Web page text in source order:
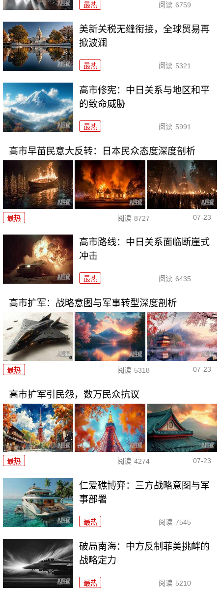
最热 阅读 6759
美新关税无缝衔接，全球贸易再
掀波澜
最热 阅读 5321
高市修宪：中日关系与地区和平
的致命威胁
最热 阅读 5991
高市早苗民意大反转：日本民众态度深度剖析
最热 阅读 8727 07-23
高市路线：中日关系面临断崖式
冲击
最热 阅读 6435
高市扩军：战略意图与军事转型深度剖析
最热 阅读 5318 07-23
高市扩军引民怨，数万民众抗议
最热 阅读 4274 07-23
仁爱礁博弈：三方战略意图与军
事部署
最热 阅读 7545
破局南海：中方反制菲美挑衅的
战略定力
最热 阅读 5210